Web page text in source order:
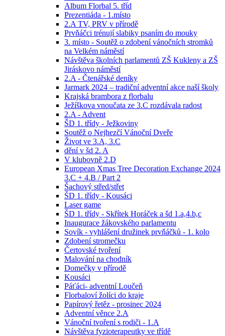
Album Florbal 5. tříd
Prezentiáda - 1.místo
2.A TV, PRV v přírodě
Prvňáčci trénují slabiky psaním do mouky
3. místo - Soutěž o zdobení vánočních stromků
na Velkém náměstí
Návštěva školních parlamentů ZŠ Kukleny a ZŠ
Jiráskovo náměstí
2.A - Čtenářské deníky
Jarmark 2024 – tradiční adventní akce naší školy
Krajská brambora z florbalu
Ježíškova vnoučata ze 3.C rozdávala radost
2.A - Advent
ŠD 1. třídy - Ježkoviny
Soutěž o Nejhezčí Vánoční Dveře
Život ve 3.A, 3.C
dění v šd 2. A
V klubovně 2.D
European Xmas Tree Decoration Exchange 2024
3.C + 4.B / Part 2
Šachový střed/střet
ŠD 1. třídy - Kousáci
Laser game
ŠD 1. třídy - Skřítek Horáček a šd 1.a,4.b,c
Inaugurace žákovského parlamentu
Sovík - vyhlášení družinek prvňáčků - 1. kolo
Zdobení stromečku
Čertovské tvoření
Malování na chodník
Domečky v přírodě
Kousáci
Páťáci- adventní Loučeň
Florbaloví žolíci do kraje
Papírový řetěz - prosinec 2024
Adventní věnce 2.A
Vánoční tvoření s rodiči - 1.A
Návštěva fyzioterapeutky ve třídě